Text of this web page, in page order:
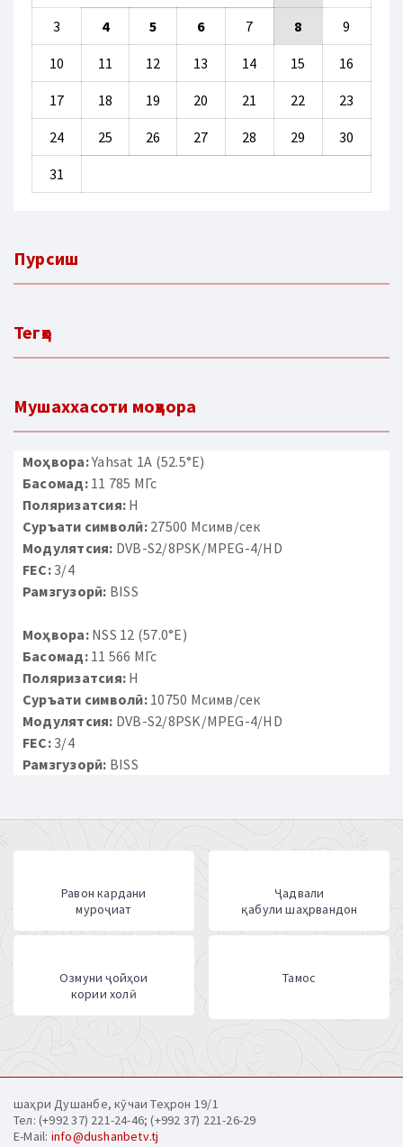
3 4 5 6 7 8 9
10 11 12 13 14 15 16
17 18 19 20 21 22 23
24 25 26 27 28 29 30
31
Пурсиш
Тегҳо
Мушаххасоти моҳвора
Моҳвора:Yahsat 1A (52.5°E)
Басомад:11 785 МГс
Поляризатсия: H
Суръати символӣ:27500 Мсимв/сек
Модулятсия: DVB-S2/8PSK/MPEG-4/HD
FEC:3/4
Рамзгузорӣ: BISS
Моҳвора:NSS 12 (57.0°E)
Басомад:11 566 МГс
Поляризатсия: H
Суръати символӣ:10750 Мсимв/сек
Модулятсия: DVB-S2/8PSK/MPEG-4/HD
FEC:3/4
Рамзгузорӣ: BISS
Равон кардани
муроҷиат
Ҷадвали
қабули шаҳрвандон
Озмуни ҷойҳои
кории холӣ
Тамос
шаҳри Душанбе, кӯчаи Теҳрон 19/1
Тел: (+992 37) 221-24-46; (+992 37) 221-26-29
E-Mail: info@dushanbetv.tj